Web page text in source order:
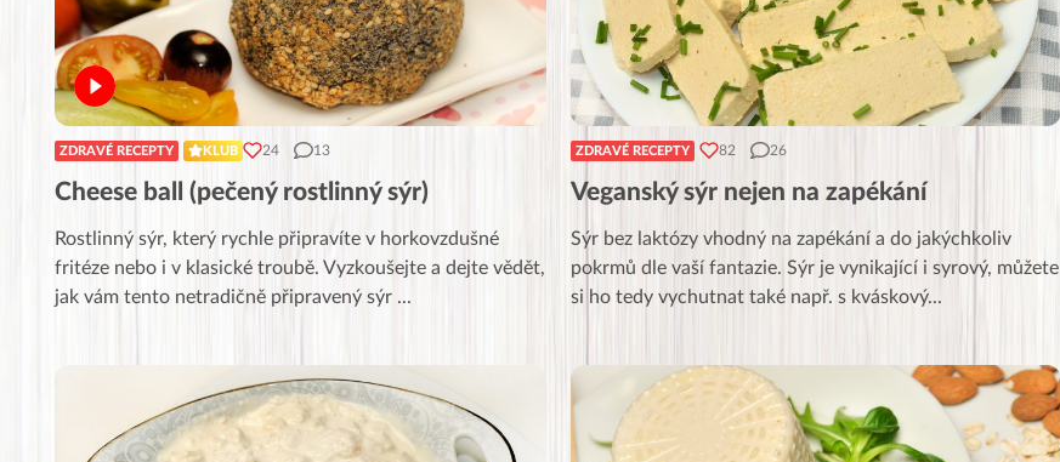
ZDRAVÉ RECEPTY KLUB 24 13
Cheese ball (pečený rostlinný sýr)
Rostlinný sýr, který rychle připravíte v horkovzdušné
fritéze nebo i v klasické troubě. Vyzkoušejte a dejte vědět,
jak vám tento netradičně připravený sýr ...
ZDRAVÉ RECEPTY 82 26
Veganský sýr nejen na zapékání
Sýr bez laktózy vhodný na zapékání a do jakýchkoliv
pokrmů dle vaší fantazie. Sýr je vynikající i syrový, můžete
si ho tedy vychutnat také např. s kváskový...